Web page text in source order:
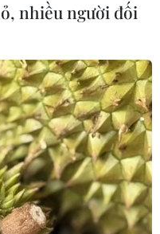
nhiều người đối